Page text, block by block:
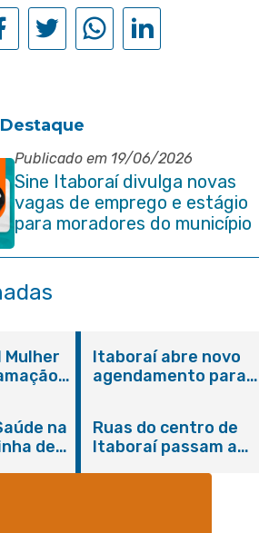
Publicado em 19/06/2026
Sine Itaboraí divulga novas
vagas de emprego e estágio
para moradores do município
Mulher
e
Itaboraí abre novo
agendamento para
na
de
Ruas do centro de
Itaboraí passam a